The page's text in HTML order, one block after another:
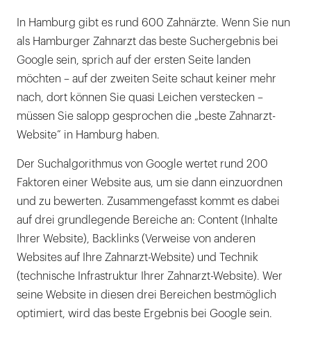
In Hamburg gibt es rund 600 Zahnärzte. Wenn Sie nun
als Hamburger Zahnarzt das beste Suchergebnis bei
Google sein, sprich auf der ersten Seite landen
möchten – auf der zweiten Seite schaut keiner mehr
nach, dort können Sie quasi Leichen verstecken –
müssen Sie salopp gesprochen die „beste Zahnarzt-
Website” in Hamburg haben.
Der Suchalgorithmus von Google wertet rund 200
Faktoren einer Website aus, um sie dann einzuordnen
und zu bewerten. Zusammengefasst kommt es dabei
auf drei grundlegende Bereiche an: Content (Inhalte
Ihrer Website), Backlinks (Verweise von anderen
Websites auf Ihre Zahnarzt-Website) und Technik
(technische Infrastruktur Ihrer Zahnarzt-Website). Wer
seine Website in diesen drei Bereichen bestmöglich
optimiert, wird das beste Ergebnis bei Google sein.